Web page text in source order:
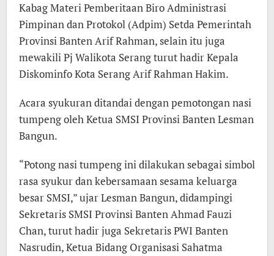
Kabag Materi Pemberitaan Biro Administrasi
Pimpinan dan Protokol (Adpim) Setda Pemerintah
Provinsi Banten Arif Rahman, selain itu juga
mewakili Pj Walikota Serang turut hadir Kepala
Diskominfo Kota Serang Arif Rahman Hakim.
Acara syukuran ditandai dengan pemotongan nasi
tumpeng oleh Ketua SMSI Provinsi Banten Lesman
Bangun.
“Potong nasi tumpeng ini dilakukan sebagai simbol
rasa syukur dan kebersamaan sesama keluarga
besar SMSI,” ujar Lesman Bangun, didampingi
Sekretaris SMSI Provinsi Banten Ahmad Fauzi
Chan, turut hadir juga Sekretaris PWI Banten
Nasrudin, Ketua Bidang Organisasi Sahatma